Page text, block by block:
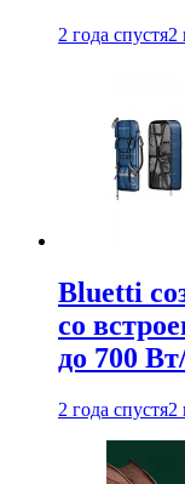
2 года спустя2
Bluetti
со
до 700
2 года спустя2